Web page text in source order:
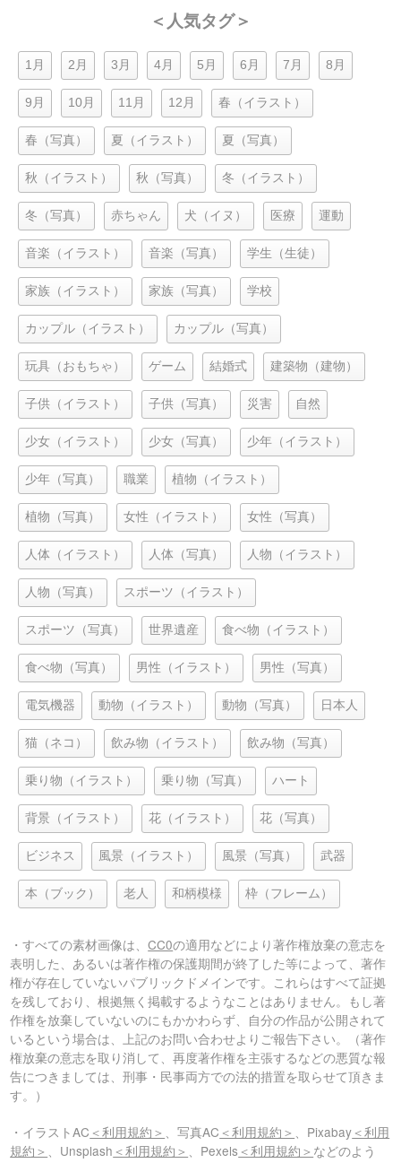
＜人気タグ＞
1月 2月 3月 4月 5月 6月 7月 8月
9月 10月 11月 12月 春（イラスト）
春（写真） 夏（イラスト） 夏（写真）
秋（イラスト） 秋（写真） 冬（イラスト）
冬（写真） 赤ちゃん 犬（イヌ） 医療 運動
音楽（イラスト） 音楽（写真） 学生（生徒）
家族（イラスト） 家族（写真） 学校
カップル（イラスト） カップル（写真）
玩具（おもちゃ） ゲーム 結婚式 建築物（建物）
子供（イラスト） 子供（写真） 災害 自然
少女（イラスト） 少女（写真） 少年（イラスト）
少年（写真） 職業 植物（イラスト）
植物（写真） 女性（イラスト） 女性（写真）
人体（イラスト） 人体（写真） 人物（イラスト）
人物（写真） スポーツ（イラスト）
スポーツ（写真） 世界遺産 食べ物（イラスト）
食べ物（写真） 男性（イラスト） 男性（写真）
電気機器 動物（イラスト） 動物（写真） 日本人
猫（ネコ） 飲み物（イラスト） 飲み物（写真）
乗り物（イラスト） 乗り物（写真） ハート
背景（イラスト） 花（イラスト） 花（写真）
ビジネス 風景（イラスト） 風景（写真） 武器
本（ブック） 老人 和柄模様 枠（フレーム）
・すべての素材画像は、CC0の適用などにより著作権放棄の意志を
表明した、あるいは著作権の保護期間が終了した等によって、著作
権が存在していないパブリックドメインです。これらはすべて証拠
を残しており、根拠無く掲載するようなことはありません。もし著
作権を放棄していないのにもかかわらず、自分の作品が公開されて
いるという場合は、上記のお問い合わせよりご報告下さい。（著作
権放棄の意志を取り消して、再度著作権を主張するなどの悪質な報
告につきましては、刑事・民事両方での法的措置を取らせて頂きま
す。）
・イラストAC ＜利用規約＞ 、写真AC ＜利用規約＞ 、Pixabay ＜利用
規約＞ 、Unsplash ＜利用規約＞ 、Pexels ＜利用規約＞ などのよう